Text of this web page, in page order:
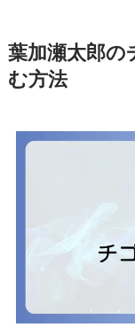
葉加瀬太郎の
む方法